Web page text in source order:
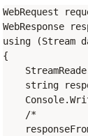
WebRequest
WebResponse
using (Stream
{
string
    /*